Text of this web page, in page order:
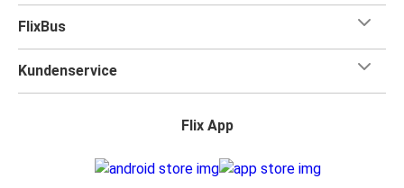
FlixBus
Kundenservice
Flix App